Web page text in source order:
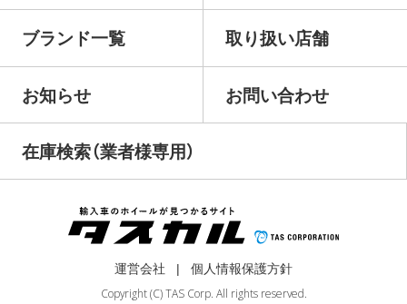
ブランド一覧 取り扱い店舗
お知らせ お問い合わせ
在庫検索（業者様専用）
運営会社
個人情報保護方針
Copyright (C) TAS Corp. All rights reserved.